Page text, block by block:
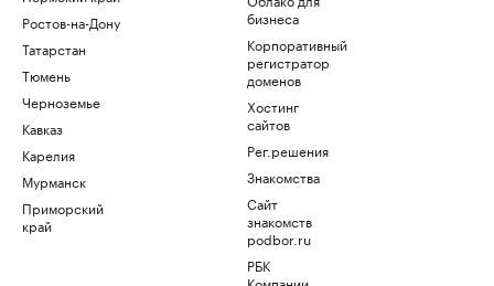
Ростов-на-Дону
Татарстан
Тюмень
Черноземье
Кавказ
Карелия
Мурманск
Приморский
край
бизнеса
Корпоративный
регистратор
доменов
Хостинг
сайтов
Рег.решения
Знакомства
Сайт
знакомств
podbor.ru
РБК